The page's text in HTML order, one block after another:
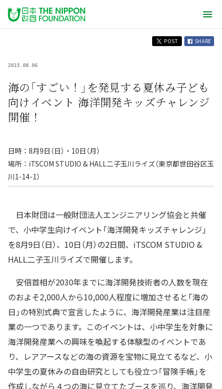
POST SHARE
2015.08.06
海の「すごい！」を発見する夏休み子ども
向けイベント 海洋開発キッズチャレンジ
開催！
日時：8月9日（日）・10日（月）
場所：iTSCOM STUDIO & HALL二子玉川ライズ（東京都世田谷区玉
川1-14-1）
日本財団は一般財団法人エンジニアリング協会と共催
で、小中学生向けイベント「海洋開発キッズチャレンジ」
を8月9日（日）、10日（月）の2日間、iTSCOM STUDIO &
HALL二子玉川ライズで開催します。
安倍首相が2030年までに海洋開発技術者の人数を現在
のおよそ2,000人から10,000人程度に増加させると「海の
日」の特別式典で宣言したように、海洋開発産業は注目産
業の一つであります。このイベントは、小中学生を対象に
海洋開発産業への興味を喚起する体験型のイベントであ
り、レアアースなどの海の資源を宝物に見立てるなど、小
中学生の夏休みの自由研究としても役立つ「冒険手帳」を
作成しながら４つの海に見立てたブースを巡り、海洋開発